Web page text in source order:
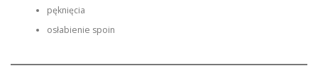
pęknięcia
osłabienie spoin